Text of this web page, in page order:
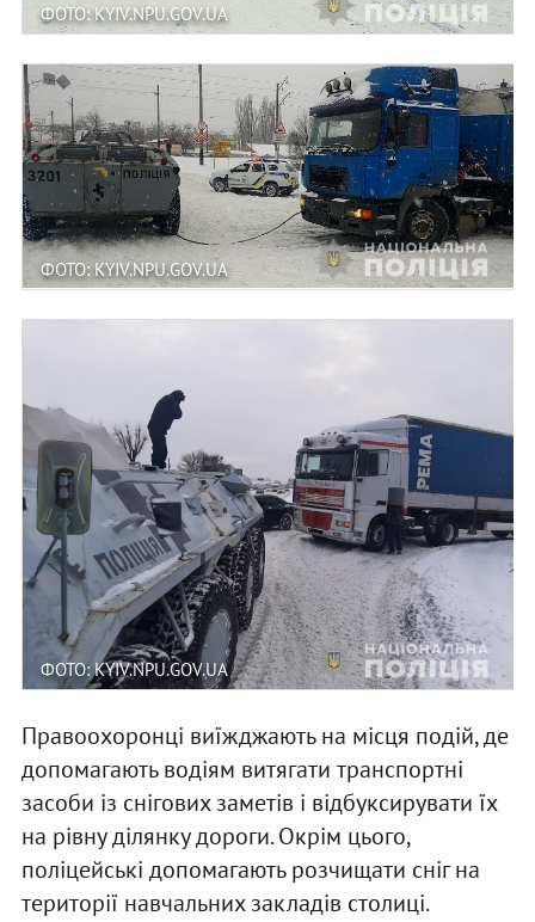
ФОТО: KYIV.NPU.GOV.UA
ФОТО: KYIV.NPU.GOV.UA
ФОТО: KYIV.NPU.GOV.UA
Правоохоронці виїжджають на місця подій, де
допомагають водіям витягати транспортні
засоби із снігових заметів і відбуксирувати їх
на рівну ділянку дороги. Окрім цього,
поліцейські допомагають розчищати сніг на
території навчальних закладів столиці.